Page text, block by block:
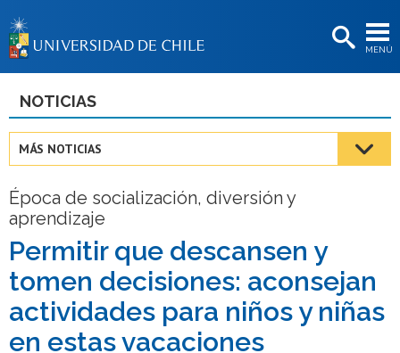
MENÚ
BIBLIOTECAS
Estudiantes
Académicas/os
Funcionarias/os
Egresadas/os
NOTICIAS
MÁS NOTICIAS
Época de socialización, diversión y
aprendizaje
Permitir que descansen y
tomen decisiones: aconsejan
actividades para niños y niñas
en estas vacaciones